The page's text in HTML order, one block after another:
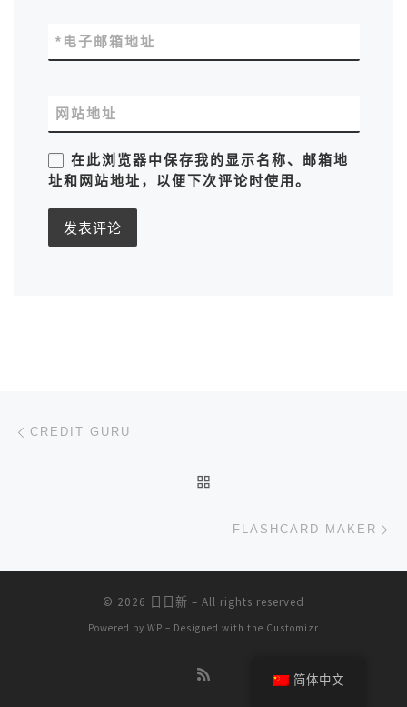
电子邮箱地址
*
网站地址
在此浏览器中保存我的显示名称、邮箱地
址和网站地址，以便下次评论时使用。
文章导航
CREDIT GURU
FLASHCARD MAKER
© 2026 日日新 – All rights reserved
Powered by WP – Designed with the Customizr
简体中文